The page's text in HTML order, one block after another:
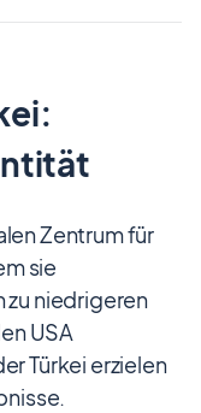
Zentrum für
sie
niedrigeren
USA
Türkei erzielen